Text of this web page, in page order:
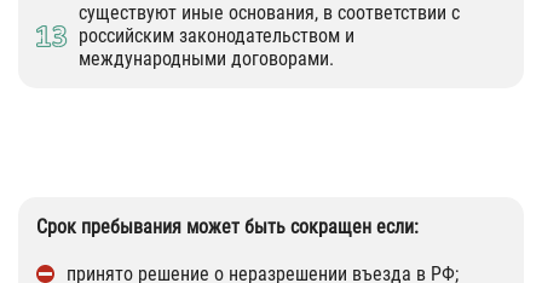
существуют иные основания, в соответствии с
российским законодательством и
международными договорами.
Срок пребывания может быть сокращен если:
принято решение о неразрешении въезда в РФ;